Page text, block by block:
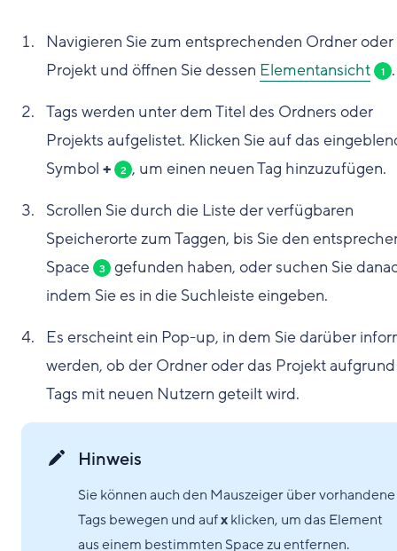
Navigieren Sie zum entsprechenden Ordner oder
Projekt und öffnen Sie dessen Elementansicht 1 .
Tags werden unter dem Titel des Ordners oder
Projekts aufgelistet. Klicken Sie auf das
Symbol + 2 , um einen neuen Tag hinzuzufügen.
Scrollen Sie durch die Liste der verfügbaren
Speicherorte zum Taggen, bis Sie den
Space
3
gefunden haben, oder suchen Sie
indem Sie es in die Suchleiste eingeben.
Es erscheint ein Pop-up, in dem Sie darüber
werden, ob der Ordner oder das Projekt
Tags mit neuen Nutzern geteilt wird.
Hinweis
Sie können auch den Mauszeiger über vorhandene
Tags bewegen und aufxklicken, um das Element
aus einem bestimmten Space zu entfernen.